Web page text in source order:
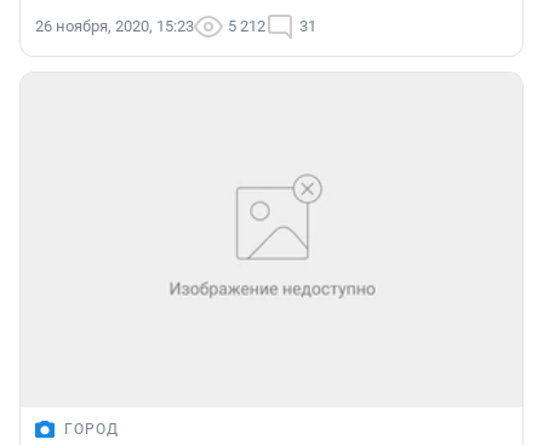
26 ноября, 2020, 15:23 5 212 31
ГОРОД